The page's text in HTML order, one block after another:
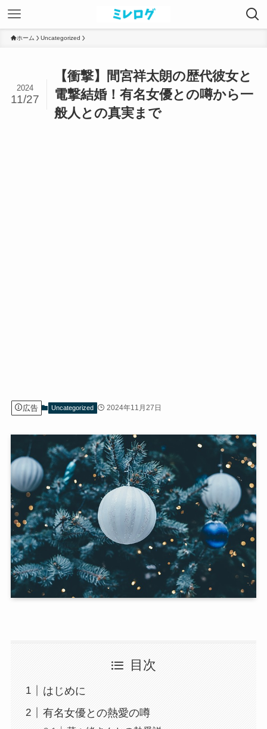
ホーム Uncategorized
【衝撃】間宮祥太朗の歴代彼女と
電撃結婚！有名女優との噂から一
般人との真実まで
2024
11/27
広告 Uncategorized 2024年11月27日
目次
はじめに
有名女優との熱愛の噂